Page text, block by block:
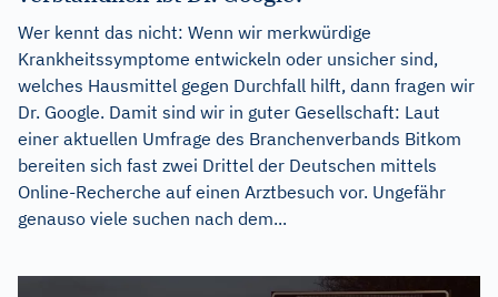
Wer kennt das nicht: Wenn wir merkwürdige
Krankheitssymptome entwickeln oder unsicher sind,
welches Hausmittel gegen Durchfall hilft, dann fragen wir
Dr. Google. Damit sind wir in guter Gesellschaft: Laut
einer aktuellen Umfrage des Branchenverbands Bitkom
bereiten sich fast zwei Drittel der Deutschen mittels
Online-Recherche auf einen Arztbesuch vor. Ungefähr
genauso viele suchen nach dem...